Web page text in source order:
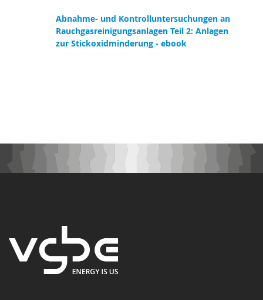
Abnahme- und Kontrolluntersuchungen an
Rauchgasreinigungsanlagen Teil 2: Anlagen
zur Stickoxidminderung - ebook